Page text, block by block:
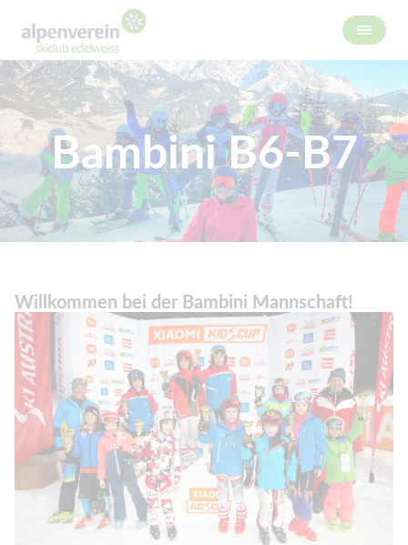
Bambini B6-B7
Willkommen bei der Bambini Mannschaft!